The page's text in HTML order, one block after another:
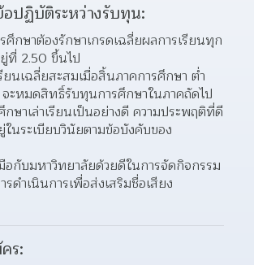
อปฏิบัติระหว่างรับทุน:
กษาต้องรักษาเกรดเฉลี่ยผลการเรียนทุก
ที่ 2.50 ขึ้นไป
ยนเฉลี่ยสะสมเมื่อสิ้นภาคการศึกษา ต่ำ
จะหมดสิทธิ์รับทุนการศึกษาในภาคถัดไป
กษาเล่าเรียนเป็นอย่างดี ความประพฤติที่ดี
นระเบียบวินัยตามข้อบังคับของ
อกับมหาวิทยาลัยด้วยดีในการจัดกิจกรรม
ดำเนินการเพื่อส่งเสริมชื่อเสียง
ร: